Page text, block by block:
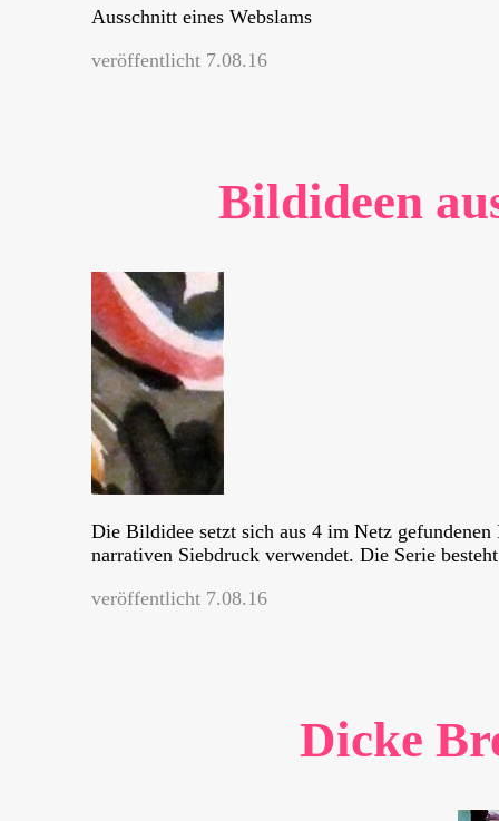
Ausschnitt eines Webslams
veröffentlicht 7.08.16
Bildideen
Die Bildidee setzt sich aus 4 im Netz
narrativen Siebdruck verwendet. Die Serie
veröffentlicht 7.08.16
Dicke